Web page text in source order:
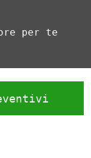
per te